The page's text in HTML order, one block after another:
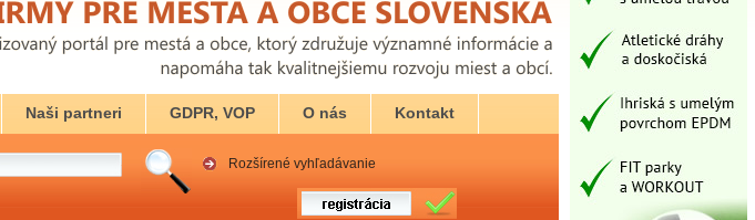
Naši partneri GDPR, VOP O nás Kontakt
Rozšírené vyhľadávanie